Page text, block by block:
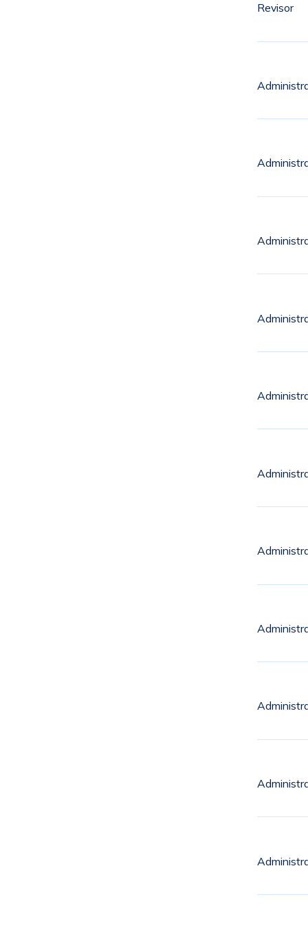
Revisor